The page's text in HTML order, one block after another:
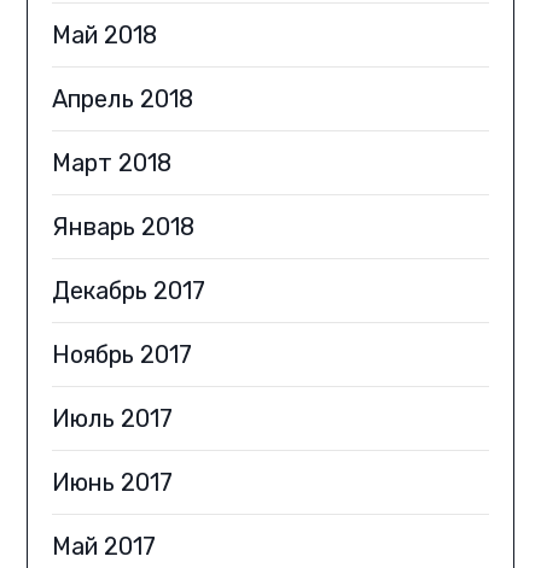
Май 2018
Апрель 2018
Март 2018
Январь 2018
Декабрь 2017
Ноябрь 2017
Июль 2017
Июнь 2017
Май 2017